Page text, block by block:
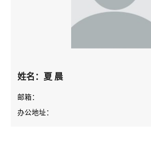
姓名：夏 晨
邮箱：
办公地址：